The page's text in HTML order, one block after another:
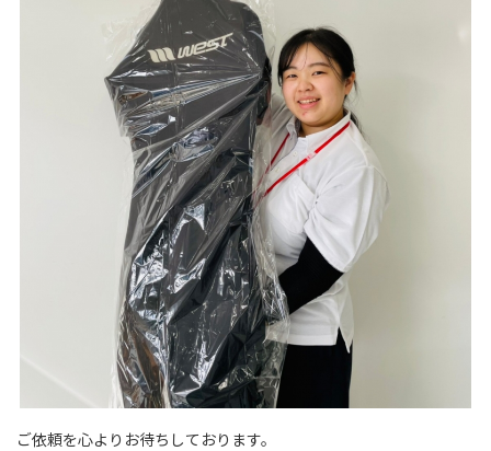
ご依頼を心よりお待ちしております。